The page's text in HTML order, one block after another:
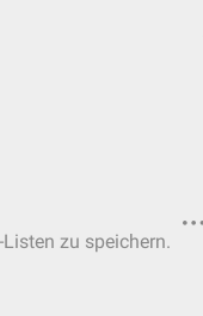
zu speichern.